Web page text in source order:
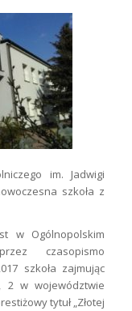
im. Jadwigi
szkoła z
w Ogólnopolskim
czasopismo
szkoła zajmując
2 w województwie
tytuł „Złotej